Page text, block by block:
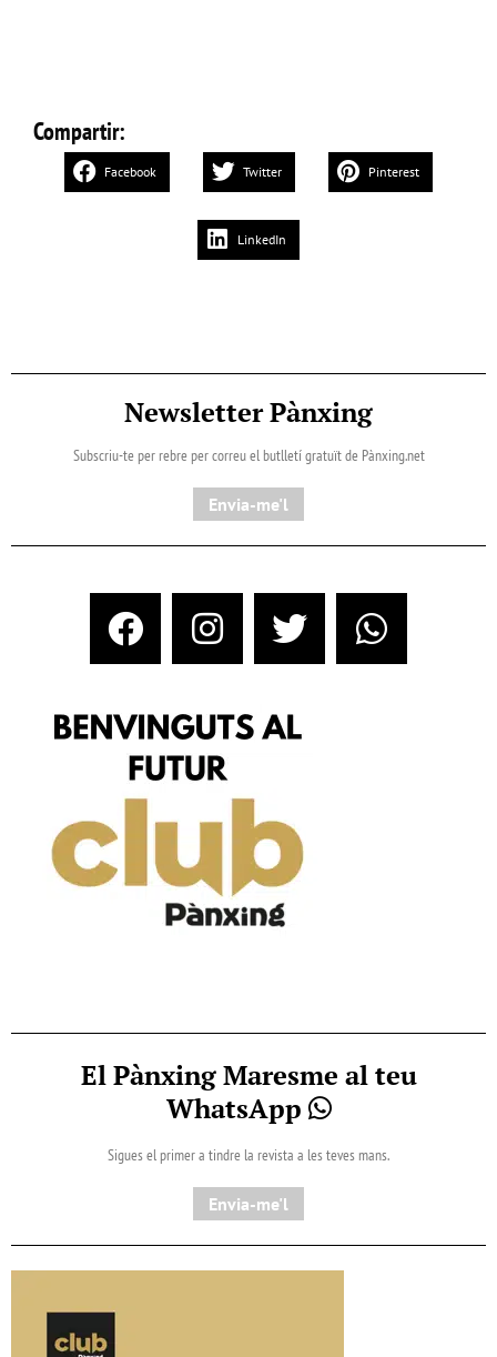
Compartir:
Facebook Twitter Pinterest
LinkedIn
Newsletter Pànxing
Subscriu-te per rebre per correu el butlletí gratuït de Pànxing.net​
Envia-me'l
El Pànxing Maresme al teu
WhatsApp
Sigues el primer a tindre la revista a les teves mans.
Envia-me'l